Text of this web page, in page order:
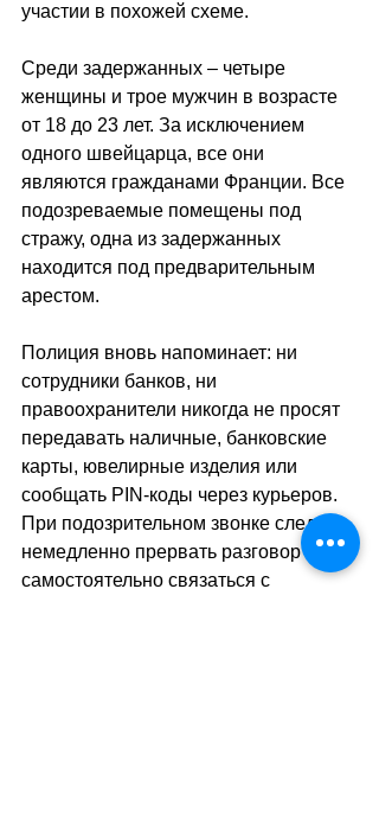
участии в похожей схеме.
Среди задержанных – четыре
женщины и трое мужчин в возрасте
от 18 до 23 лет. За исключением
одного швейцарца, все они
являются гражданами Франции. Все
подозреваемые помещены под
стражу, одна из задержанных
находится под предварительным
арестом.
Полиция вновь напоминает: ни
сотрудники банков, ни
правоохранители никогда не просят
передавать наличные, банковские
карты, ювелирные изделия или
сообщать PIN-коды через курьеров.
При подозрительном звонке следует
немедленно прервать разговор и
самостоятельно связаться с